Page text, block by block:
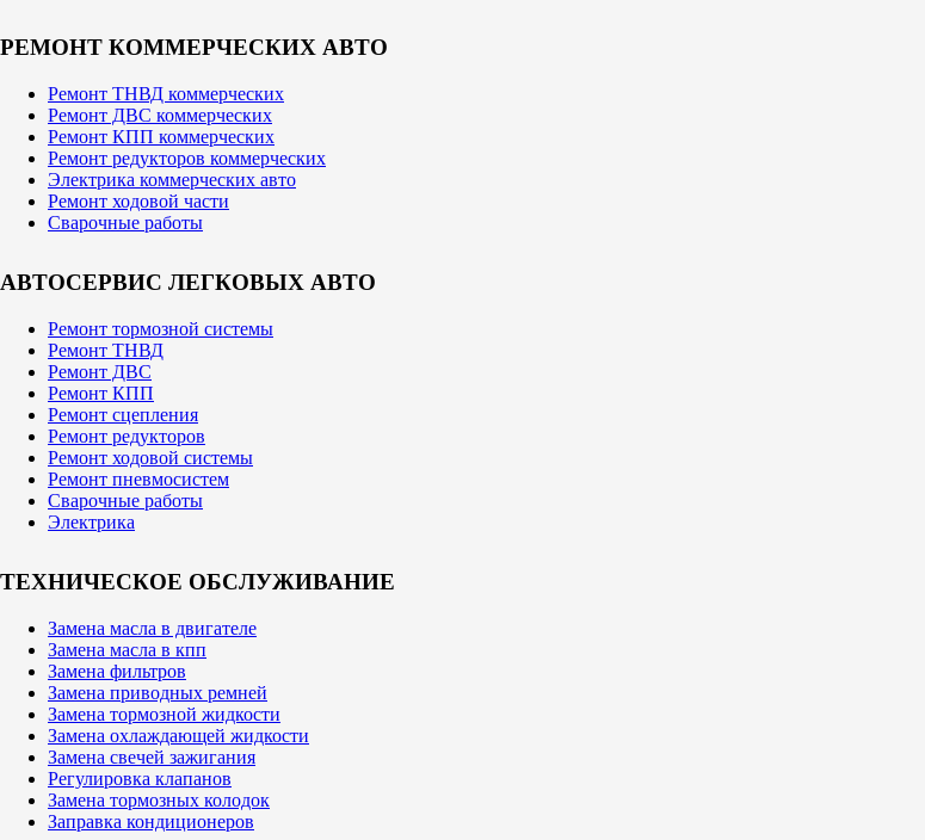
РЕМОНТ КОММЕРЧЕСКИХ АВТО
Ремонт ТНВД коммерческих
Ремонт ДВС коммерческих
Ремонт КПП коммерческих
Ремонт редукторов коммерческих
Электрика коммерческих авто
Ремонт ходовой части
Сварочные работы
АВТОСЕРВИС ЛЕГКОВЫХ АВТО
Ремонт тормозной системы
Ремонт ТНВД
Ремонт ДВС
Ремонт КПП
Ремонт сцепления
Ремонт редукторов
Ремонт ходовой системы
Ремонт пневмосистем
Сварочные работы
Электрика
ТЕХНИЧЕСКОЕ ОБСЛУЖИВАНИЕ
Замена масла в двигателе
Замена масла в кпп
Замена фильтров
Замена приводных ремней
Замена тормозной жидкости
Замена охлаждающей жидкости
Замена свечей зажигания
Регулировка клапанов
Замена тормозных колодок
Заправка кондиционеров